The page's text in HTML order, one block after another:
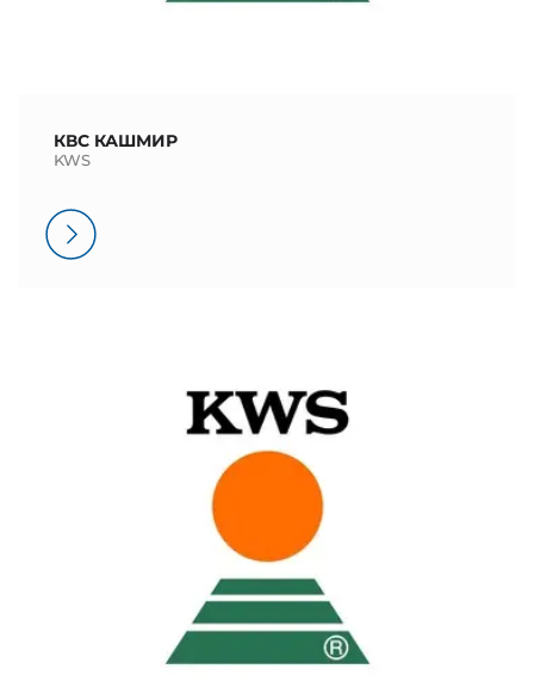
КВС КАШМИР
KWS